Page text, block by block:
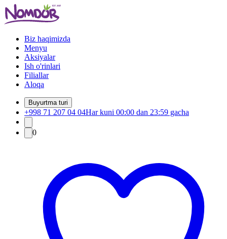
Biz haqimizda
Menyu
Aksiyalar
Ish o'rinlari
Filiallar
Aloqa
Buyurtma turi
+998 71 207 04 04Har kuni 00:00 dan 23:59 gacha
0